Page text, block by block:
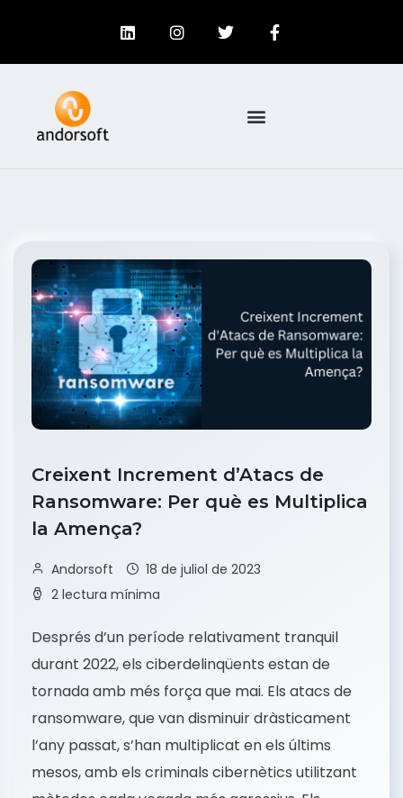
Creixent Increment d’Atacs de
Ransomware: Per què es Multiplica
la Amença?
Andorsoft
18 de juliol de 2023
2 lectura mínima
Després d’un període relativament tranquil
durant 2022, els ciberdelinqüents estan de
tornada amb més força que mai. Els atacs de
ransomware, que van disminuir dràsticament
l’any passat, s’han multiplicat en els últims
mesos, amb els criminals cibernètics utilitzant